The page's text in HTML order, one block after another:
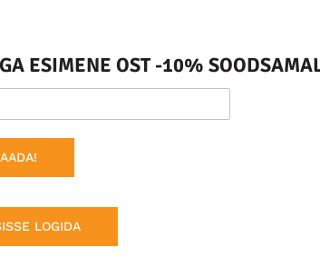
ESIMENE OST -10%
LOGIDA